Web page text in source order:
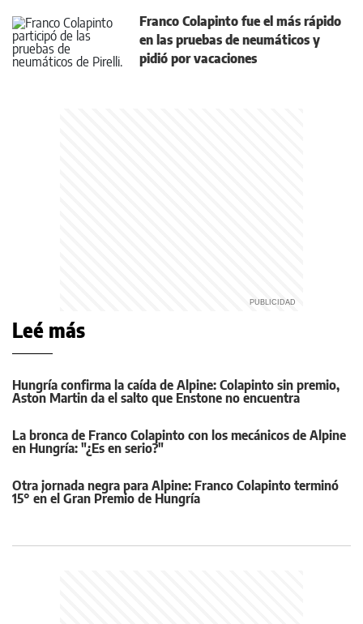
Franco Colapinto fue el más rápido
en las pruebas de neumáticos y
pidió por vacaciones
Leé más
Hungría confirma la caída de Alpine: Colapinto sin premio,
Aston Martin da el salto que Enstone no encuentra
La bronca de Franco Colapinto con los mecánicos de Alpine
en Hungría: "¿Es en serio?"
Otra jornada negra para Alpine: Franco Colapinto terminó
15° en el Gran Premio de Hungría